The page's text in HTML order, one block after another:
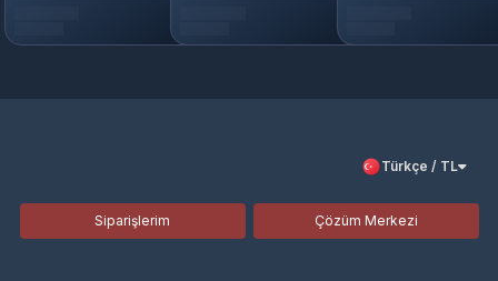
Türkçe / TL
Siparişlerim Çözüm Merkezi